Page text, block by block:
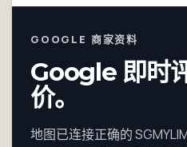
GOOGLE 商家资料
Google 即时
价。
地图已连接正确的